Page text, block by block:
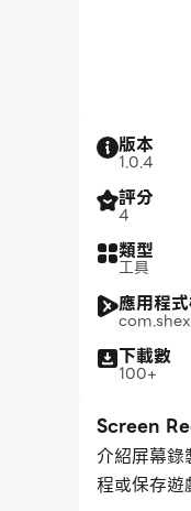
版本
1.0.4
評分
4
類型
工具
應用程
下載數
100+
Screen
介紹屏幕
程或保存遊